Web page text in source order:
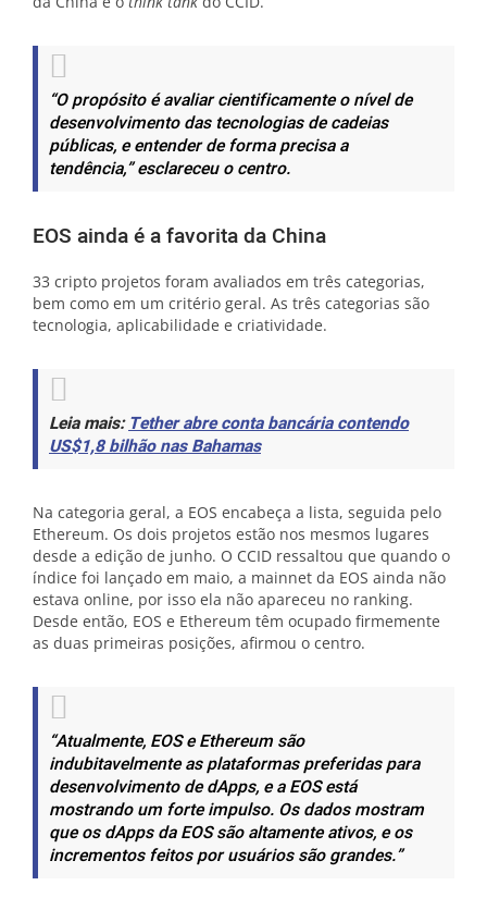
“O propósito é avaliar cientificamente o nível de
desenvolvimento das tecnologias de cadeias
públicas, e entender de forma precisa a
tendência,”esclareceu o centro.
EOS ainda é a favorita da China
33 cripto projetos foram avaliados em três categorias,
bem como em um critério geral. As três categorias são
tecnologia, aplicabilidade e criatividade.
Leia mais:Tether abre conta bancária contendo
US$1,8 bilhão nas Bahamas
Na categoria geral, a EOS encabeça a lista, seguida pelo
Ethereum. Os dois projetos estão nos mesmos lugares
desde a edição de junho. O CCID ressaltou que quando o
índice foi lançado em maio, a mainnet da EOS ainda não
estava online, por isso ela não apareceu no ranking.
Desde então, EOS e Ethereum têm ocupado firmemente
as duas primeiras posições, afirmou o centro.
“Atualmente, EOS e Ethereum são
indubitavelmente as plataformas preferidas para
desenvolvimento de dApps, e a EOS está
mostrando um forte impulso. Os dados mostram
que os dApps da EOS são altamente ativos, e os
incrementos feitos por usuários são grandes.”